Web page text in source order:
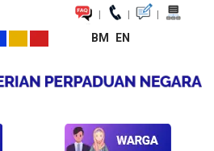
| | |
BM EN
Koleksi Media Keratan Akhbar